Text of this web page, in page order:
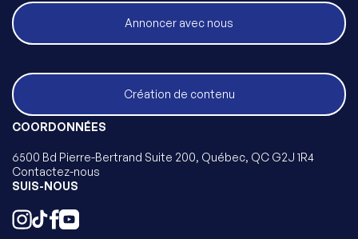
Annoncer avec nous
Création de contenu
COORDONNÉES
6500 Bd Pierre-Bertrand Suite 200, Québec, QC G2J 1R4
Contactez-nous
SUIS-NOUS